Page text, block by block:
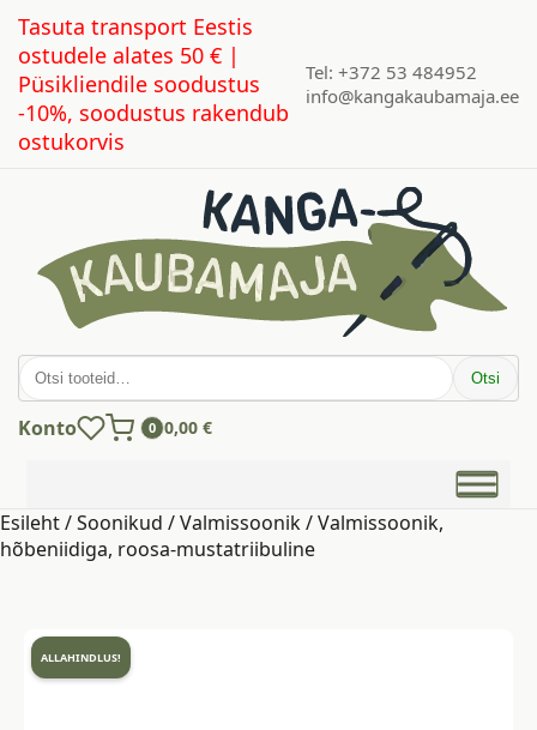
Tasuta transport Eestis
ostudele alates 50 € |
Püsikliendile soodustus
-10%, soodustus rakendub
ostukorvis
Tel: +372 53 484952
info@kangakaubamaja.ee
Otsi: Otsi
Konto 0 0,00 €
Esileht/Soonikud /Valmissoonik/ Valmissoonik,
hõbeniidiga, roosa-mustatriibuline
ALLAHINDLUS!